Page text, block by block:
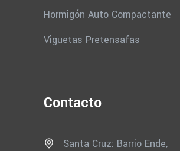
Hormigón Auto Compactante
Viguetas Pretensafas
Contacto
Santa Cruz: Barrio Ende,